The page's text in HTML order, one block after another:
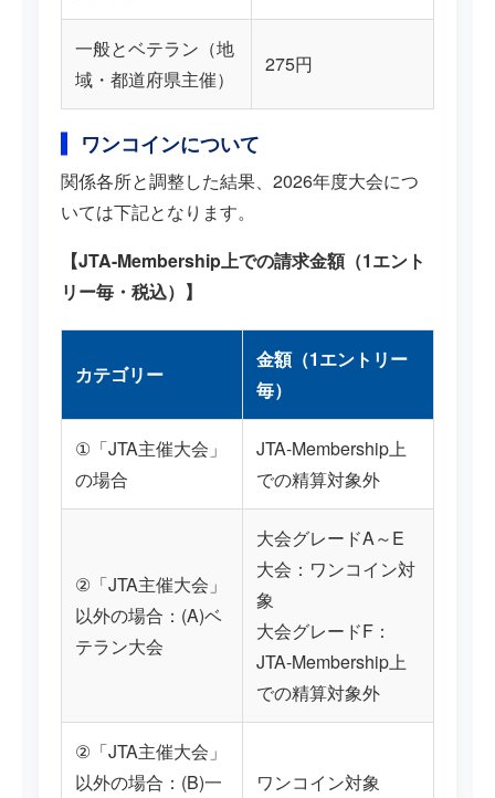
一般とベテラン（地
域・都道府県主催）
275円
ワンコインについて
関係各所と調整した結果、2026年度大会につ
いては下記となります。
【JTA-Membership上での請求金額（1エント
リー毎・税込）】
カテゴリー
金額（1エントリー
毎）
①「JTA主催大会」
の場合
JTA-Membership上
での精算対象外
②「JTA主催大会」
以外の場合：(A)ベ
テラン大会
大会グレードA～E
大会：ワンコイン対
象
大会グレードF：
JTA-Membership上
での精算対象外
②「JTA主催大会」
以外の場合：(B)一
ワンコイン対象